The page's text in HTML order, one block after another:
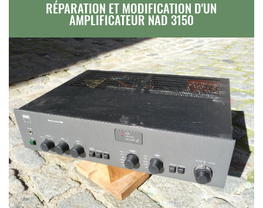
RÉPARATION ET MODIFICATION D'UN
AMPLIFICATEUR NAD 3150